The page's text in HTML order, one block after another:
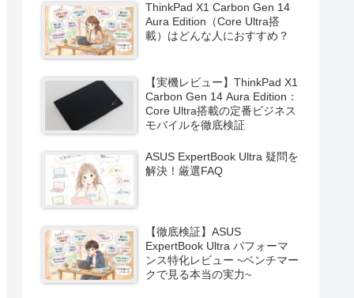
ThinkPad X1 Carbon Gen 14
Aura Edition（Core Ultra搭
載）はどんな人におすすめ？
【実機レビュー】ThinkPad X1
Carbon Gen 14 Aura Edition：
Core Ultra搭載の定番ビジネス
モバイルを徹底検証
ASUS ExpertBook Ultra 疑問を
解決！厳選FAQ
【徹底検証】ASUS
ExpertBook Ultra パフォーマ
ンス特化レビュー ~ベンチマー
クで見る本当の実力~